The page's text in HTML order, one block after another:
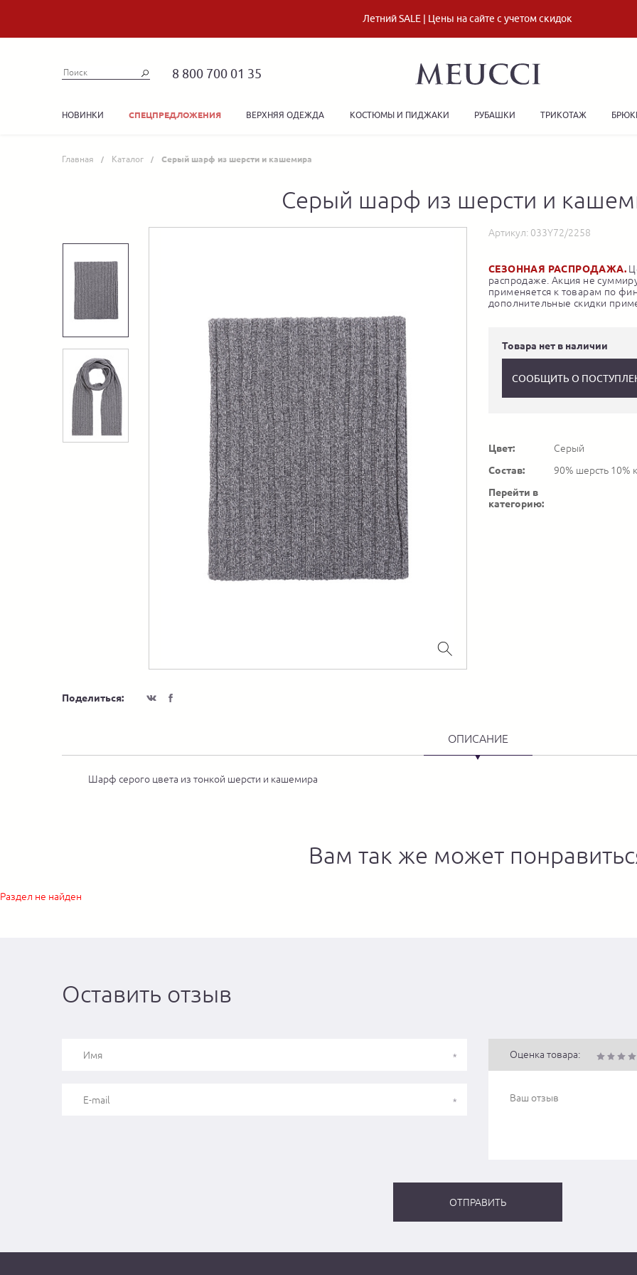
Летний SALE | Цены на сайте с учетом скидок
8 800 700 01 35
НОВИНКИ СПЕЦПРЕДЛОЖЕНИЯ ВЕРХНЯЯ ОДЕЖДА КОСТЮМЫ И ПИДЖАКИ РУБАШКИ ТРИКОТАЖ
Главная Каталог Серый шарф из шерсти и кашемира
Серый шарф из шерсти и
Поделиться:
Артикул: 033Y72/2258
СЕЗОННАЯ РАСПРОДАЖА.
распродаже. Акция не
применяется к товарам по
дополнительные скидки
Товара нет в наличии
СООБЩИТЬ О
Цвет:
Серый
Состав:
90% шерсть 10%
Перейти в
категорию:
ОПИСАНИЕ
Шарф серого цвета из тонкой шерсти и кашемира
Вам так же может
Раздел не найден
Оставить отзыв
Оценка товара: